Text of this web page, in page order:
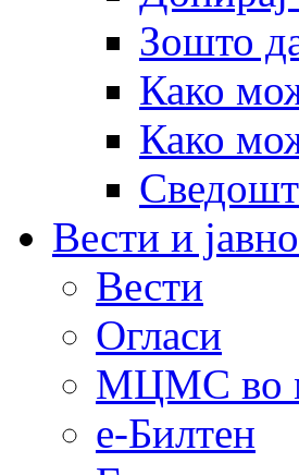
Зошто
Како
Како
Вести и
Вести
Огласи
МЦМС во
е-Билтен